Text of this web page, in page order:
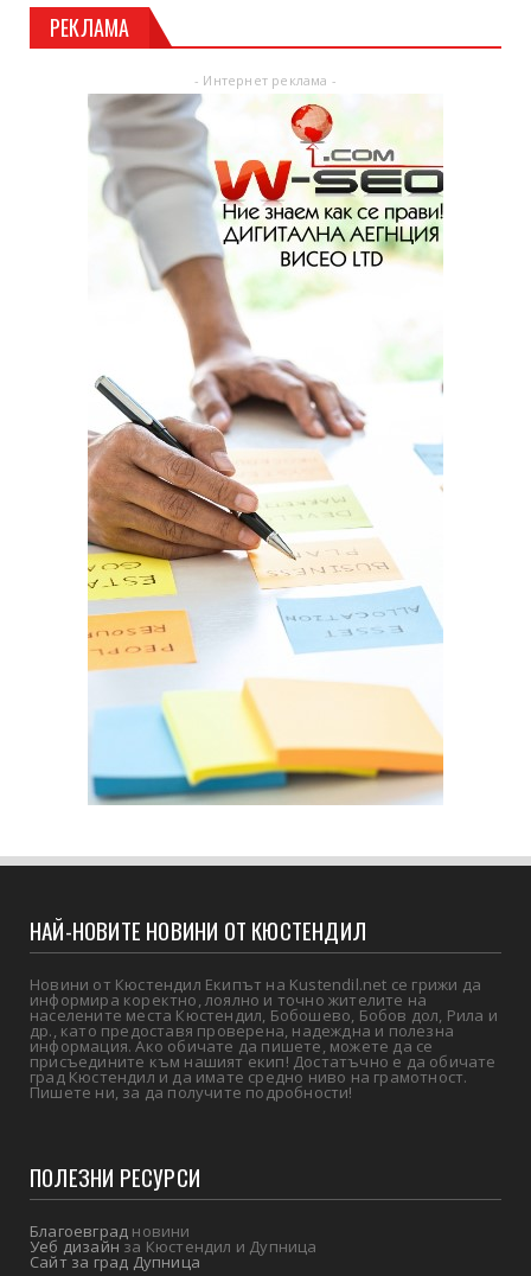
РЕКЛАМА
- Интернет реклама -
НАЙ-НОВИТЕ НОВИНИ ОТ КЮСТЕНДИЛ
Новини от Кюстендил Екипът на Kustendil.net се грижи да
информира коректно, лоялно и точно жителите на
населените места Кюстендил, Бобошево, Бобов дол, Рила и
др., като предоставя проверена, надеждна и полезна
информация. Ако обичате да пишете, можете да се
присъедините към нашият екип! Достатъчно е да обичате
град Кюстендил и да имате средно ниво на грамотност.
Пишете ни, за да получите подробности!
ПОЛЕЗНИ РЕСУРСИ
Благоевград новини
Уеб дизайнза Кюстендил и Дупница
Сайт за град Дупница